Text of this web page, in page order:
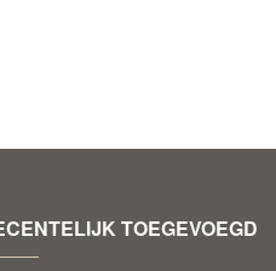
TOEGEVOEGD